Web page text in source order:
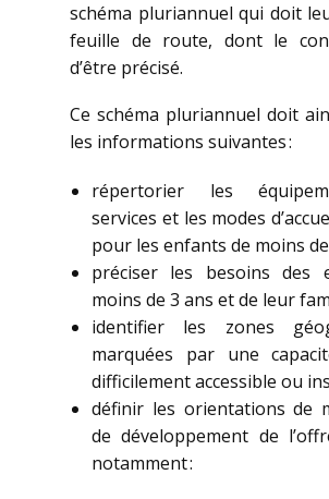
schéma pluriannuel qui doit
feuille de route, dont le
d’être précisé.
Ce schéma pluriannuel doit
les informations suivantes :
répertorier les
services et les modes
pour les enfants de moins de
préciser les besoins des
moins de 3 ans et de leur
identifier les zones
marquées par une
difficilement accessible ou
définir les orientations de
de développement de
notamment :